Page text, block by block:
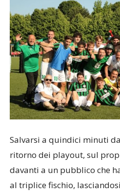
Salvarsi a quindici minuti
ritorno dei playout, sul
davanti a un pubblico che
al triplice fischio,